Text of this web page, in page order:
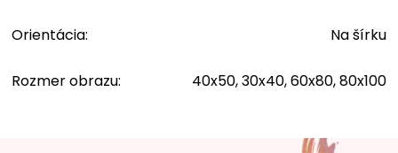
Orientácia: Na šírku
Rozmer obrazu: 40x50, 30x40, 60x80, 80x100